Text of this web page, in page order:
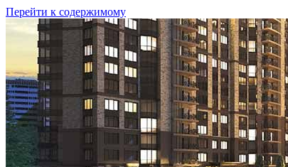
Перейти к содержимому